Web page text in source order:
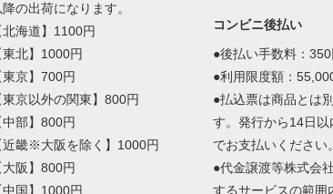
の出荷になります。
北海道】1100円
東北】1000円
東京】700円
東京以外の関東】800円
中部】800円
近畿※大阪を除く】1000円
大阪】800円
中国】1000円
コンビニ後払い
●後払い手数料：350
●利用限度額：
●払込票は商品とは
す。発行から14日以
でお支払いください。
●代金譲渡等株式会
するサービスの範囲